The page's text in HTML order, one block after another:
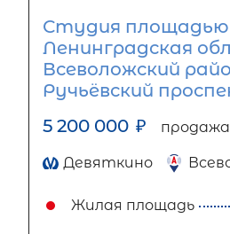
Студия площадью
Ленинградская
Всеволожский
Ручьёвский
5 200 000 ₽ продажа
Девяткино
Жилая площадь